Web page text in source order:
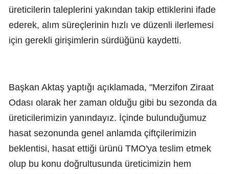
üreticilerin taleplerini yakından takip ettiklerini ifade
ederek, alım süreçlerinin hızlı ve düzenli ilerlemesi
için gerekli girişimlerin sürdüğünü kaydetti.
Başkan Aktaş yaptığı açıklamada, "Merzifon Ziraat
Odası olarak her zaman olduğu gibi bu sezonda da
üreticilerimizin yanındayız. İçinde bulunduğumuz
hasat sezonunda genel anlamda çiftçilerimizin
beklentisi, hasat ettiği ürünü TMO'ya teslim etmek
olup bu konu doğrultusunda üreticimizin hem